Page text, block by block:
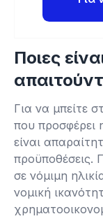
Ποιες
Για να μπείτε
που προσφέρει
είναι
προϋποθέσεις.
σε νόμιμη
νομική